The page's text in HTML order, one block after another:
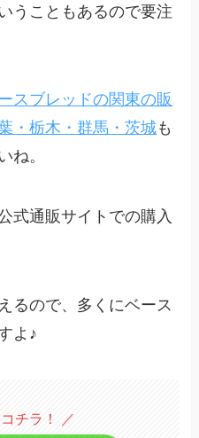
うこともあるので要注
スブレッドの関東の販
・栃木・群馬・茨城も
ね。
式通販サイトでの購入
るので、多くにベース
よ♪
チラ！ ／